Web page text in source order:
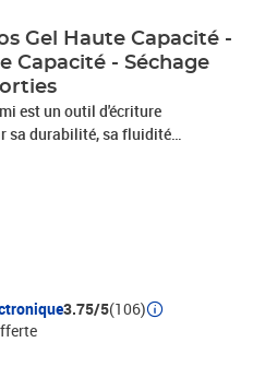
Gel Haute Capacité -
Capacité - Séchage
est un outil d'écriture
sa durabilité, sa fluidité
Avec une encre à séchage
conçue pour offrir une
et elle comprend 5 couleurs
et lilas.Durabilité quatre fois
stockage d'encre à injection
offre une capacité d'écriture
soit jusqu'à 180 000
quatre fois plus durable qu'un
3.75/5(106)